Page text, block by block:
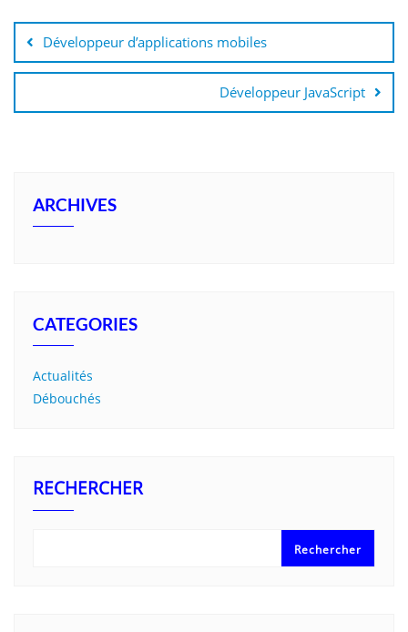
Développeur d’applications mobiles
Développeur JavaScript
ARCHIVES
CATEGORIES
Actualités
Débouchés
RECHERCHER
Rechercher